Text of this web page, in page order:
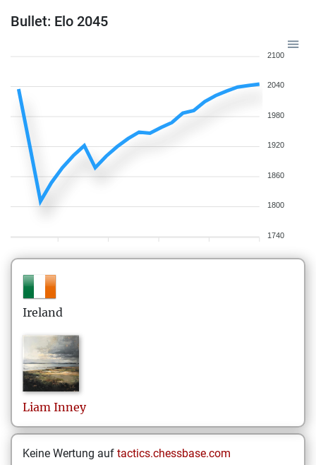
Bullet: Elo 2045
2100
2040
1980
1920
1860
1800
1740
Ireland
Liam Inney
Keine Wertung auf tactics.chessbase.com